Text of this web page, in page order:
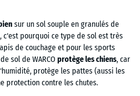
sur un sol souple en granulés de
c'est pourquoi ce type de sol est très
de couchage et pour les sports
sol de WARCO protège les chiens, car
protège les pattes (aussi les
protection contre les chutes.